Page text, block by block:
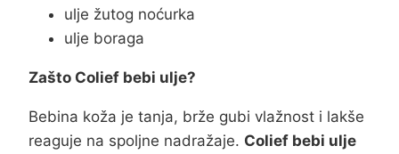
ulje žutog noćurka
ulje boraga
Zašto Colief bebi ulje?
Bebina koža je tanja, brže gubi vlažnost i lakše
reaguje na spoljne nadražaje. Colief bebi ulje